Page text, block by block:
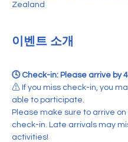
Zealand
이벤트 소개
🕓 Check-in: Please arrive by
⚠ If you miss check-in, you
able to participate.
Please make sure to arrive
check-in. Late arrivals may
activities!